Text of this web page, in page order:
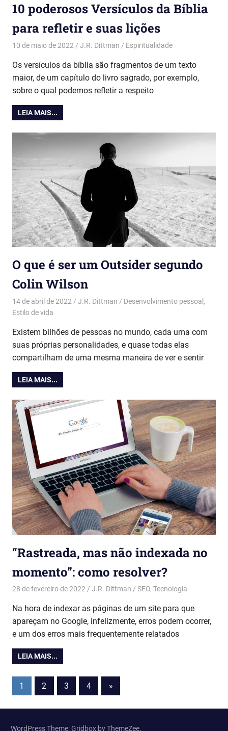
10 poderosos Versículos da Bíblia
para refletir e suas lições
10 de maio de 2022 J.R. Dittman Espiritualidade
Os versículos da bíblia são fragmentos de um texto
maior, de um capítulo do livro sagrado, por exemplo,
sobre o qual podemos refletir a respeito
LEIA MAIS...
O que é ser um Outsider segundo
Colin Wilson
14 de abril de 2022 J.R. Dittman Desenvolvimento pessoal ,
Estilo de vida
Existem bilhões de pessoas no mundo, cada uma com
suas próprias personalidades, e quase todas elas
compartilham de uma mesma maneira de ver e sentir
LEIA MAIS...
“Rastreada, mas não indexada no
momento”: como resolver?
28 de fevereiro de 2022 J.R. Dittman SEO, Tecnologia
Na hora de indexar as páginas de um site para que
apareçam no Google, infelizmente, erros podem ocorrer,
e um dos erros mais frequentemente relatados
LEIA MAIS...
Paginação
de
1 2 3 4
Next
Posts
»
WordPress Theme: Gridbox by ThemeZee.